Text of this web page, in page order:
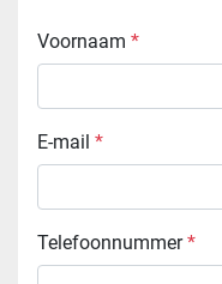
Voornaam *
E-mail *
Telefoonnummer*